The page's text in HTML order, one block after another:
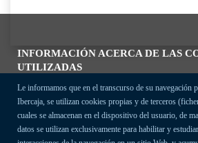
INFORMACIÓN ACERCA DE LAS
UTILIZADAS
Le informamos que en el transcurso de su navegación
Ibercaja, se utilizan cookies propias y de terceros
cuales se almacenan en el dispositivo del usuario, de
datos se utilizan exclusivamente para habilitar y